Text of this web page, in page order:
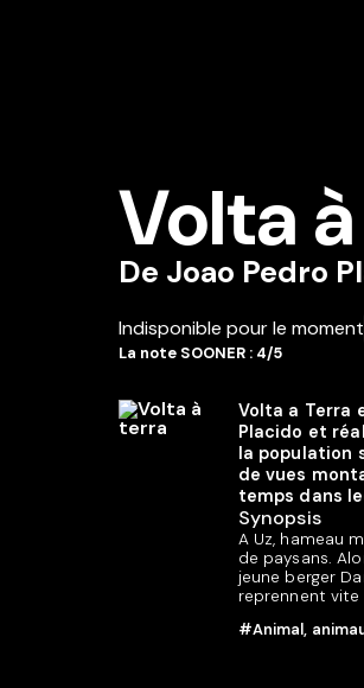
Volta
De Joao Pedro
Indisponible pour le moment
La note SOONER : 4/5
Volta a Terra
Placido et
la population
de vues
temps dans
Synopsis
A Uz, hameau
de paysans.
jeune berger
reprennent vite
#Animal,